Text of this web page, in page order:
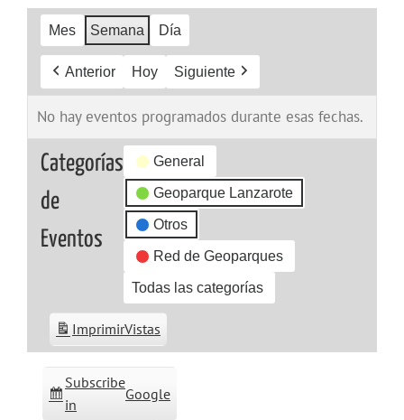
Mes Semana Día
Anterior Hoy Siguiente
No hay eventos programados durante esas fechas.
Categorías
de
Eventos
General
Geoparque Lanzarote
Otros
Red de Geoparques
Todas las categorías
Subscribe
in
Google
ImprimirVistas